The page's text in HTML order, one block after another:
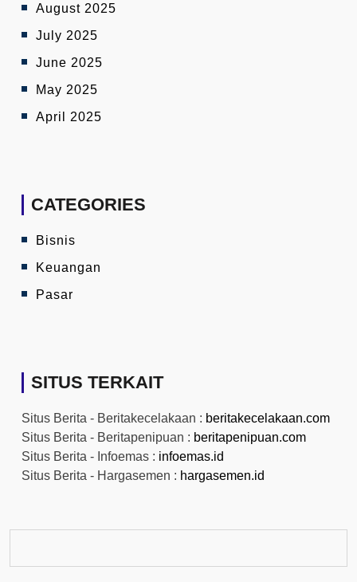
August 2025
July 2025
June 2025
May 2025
April 2025
CATEGORIES
Bisnis
Keuangan
Pasar
SITUS TERKAIT
Situs Berita - Beritakecelakaan : beritakecelakaan.com
Situs Berita - Beritapenipuan : beritapenipuan.com
Situs Berita - Infoemas : infoemas.id
Situs Berita - Hargasemen : hargasemen.id